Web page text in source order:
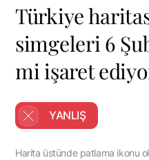
Türkiye
simgeleri 6
mi işaret
YANLIŞ
Harita üstünde patlama ikonu